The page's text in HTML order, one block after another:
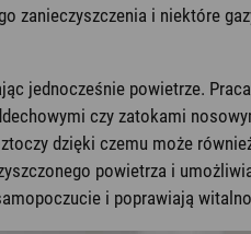
zanieczyszczenia i niektóre
jednocześnie powietrze.
czy zatokami
dzięki czemu może
powietrza i
i poprawiają